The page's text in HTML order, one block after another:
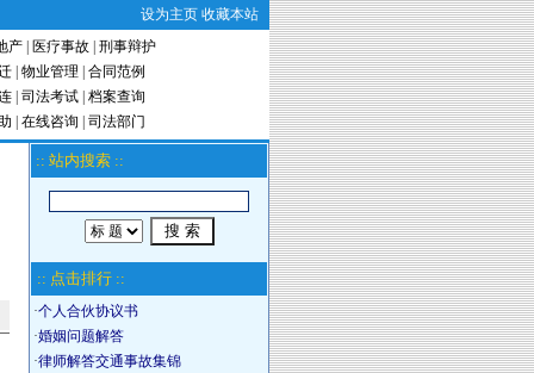
设为主页 收藏本站
产
医疗事故 刑事辩护
物业管理
合同范例
司法考试 档案查询
在线咨询 司法部门
:: 站内搜索 ::
:: 点击排行 ::
·个人合伙协议书
·婚姻问题解答
·律师解答交通事故集锦